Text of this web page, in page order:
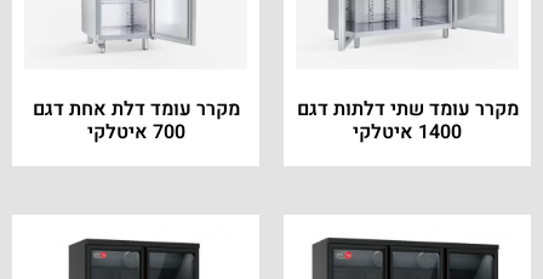
מקרר עומד שתי דלתות דגם
1400 איטלקי
מקרר עומד דלת אחת דגם
700 איטלקי